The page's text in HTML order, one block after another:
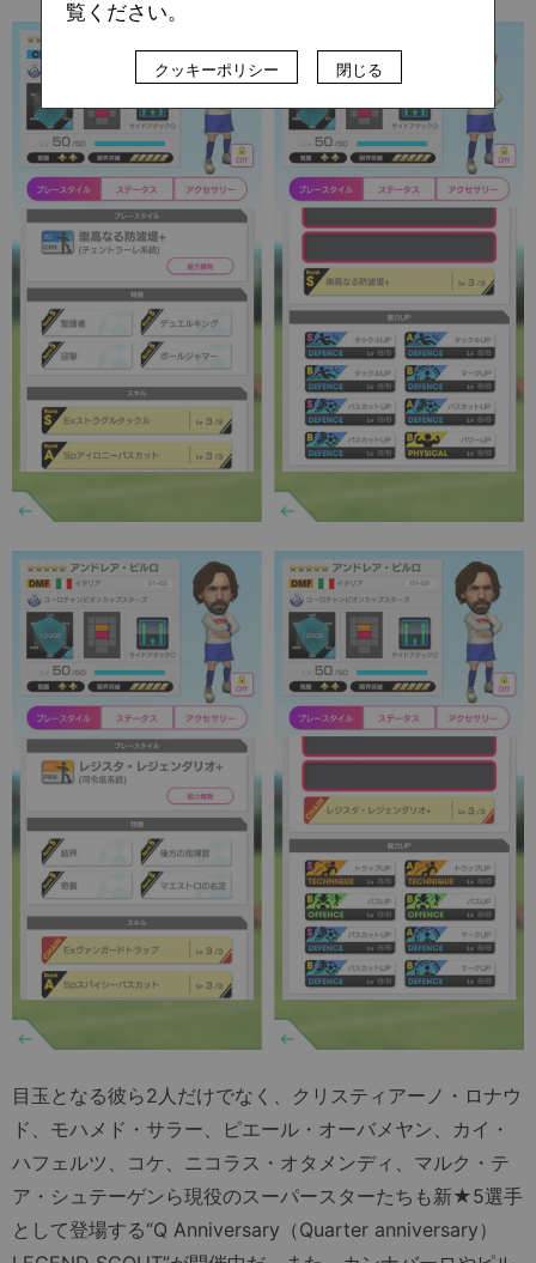
目玉となる彼ら2人だけでなく、クリスティアーノ・ロナウ
ド、モハメド・サラー、ピエール・オーバメヤン、カイ・
ハフェルツ、コケ、ニコラス・オタメンディ、マルク・テ
ア・シュテーゲンら現役のスーパースターたちも新★5選手
として登場する“Q Anniversary（Quarter anniversary）
覧ください。
クッキーポリシー 閉じる